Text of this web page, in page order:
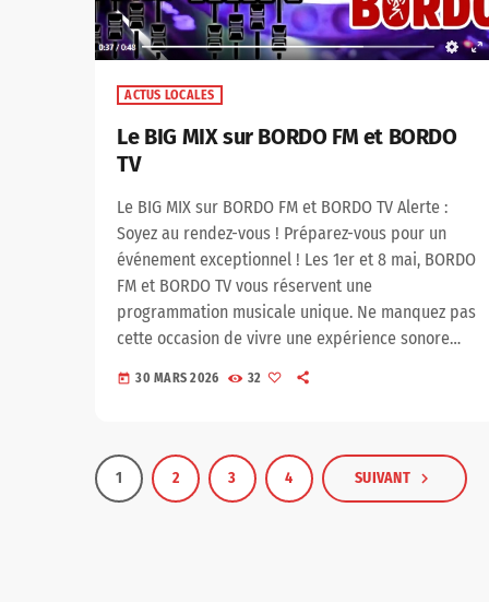
ACTUS LOCALES
Le BIG MIX sur BORDO FM et BORDO
TV
Le BIG MIX sur BORDO FM et BORDO TV Alerte :
Soyez au rendez-vous ! Préparez-vous pour un
événement exceptionnel ! Les 1er et 8 mai, BORDO
FM et BORDO TV vous réservent une
programmation musicale unique. Ne manquez pas
cette occasion de vivre une expérience sonore
Heure : À partir de 12h00 Durée : 12 heures de live
today 30 MARS 2026 32
1 2 3 4 SUIVANT navigate_next